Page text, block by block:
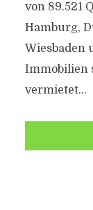
von 89.521
Hamburg,
Wiesbaden
Immobilien
vermietet...